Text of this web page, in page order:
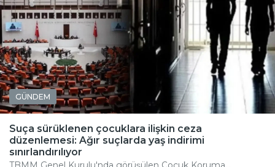
GÜNDEM
Suça sürüklenen çocuklara ilişkin ceza
düzenlemesi: Ağır suçlarda yaş indirimi
sınırlandırılıyor